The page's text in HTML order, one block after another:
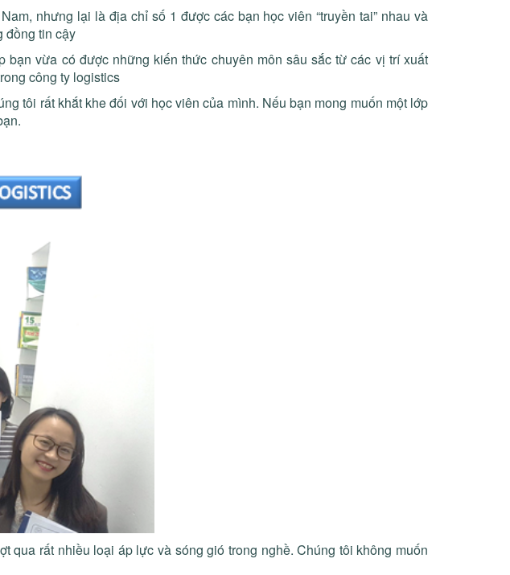
nhưng lại là địa chỉ số 1 được các bạn học viên “truyền tai” nhau và
đồng tin cậy
vừa có được những kiến thức chuyên môn sâu sắc từ các vị trí xuất
công ty logistics
tôi rất khắt khe đối với học viên của mình. Nếu bạn mong muốn một lớp
qua rất nhiều loại áp lực và sóng gió trong nghề. Chúng tôi không muốn